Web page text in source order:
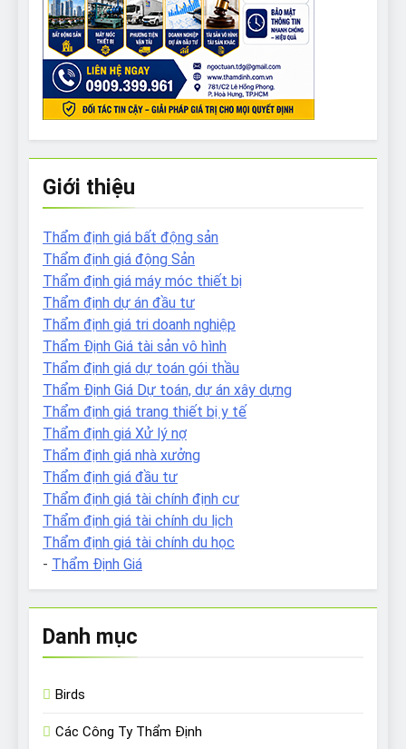
Giới thiệu
Thẩm định giá bất động sản
Thẩm định giá động Sản
Thẩm định giá máy móc thiết bị
Thẩm định dự án đầu tư
Thẩm định giá tri doanh nghiệp
Thẩm Định Giá tài sản vô hình
Thẩm định giá dự toán gói thầu
Thẩm Định Giá Dự toán, dự án xây dựng
Thẩm định giá trang thiết bị y tế
Thẩm định giá Xử lý nợ
Thẩm định giá nhà xưởng
Thẩm định giá đầu tư
Thẩm định giá tài chính định cư
Thẩm định giá tài chính du lịch
Thẩm định giá tài chính du học
- Thẩm Định Giá
Danh mục
Birds
Các Công Ty Thẩm Định